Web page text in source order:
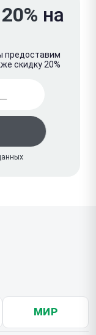
на
предоставим
скидку 20%
МИР